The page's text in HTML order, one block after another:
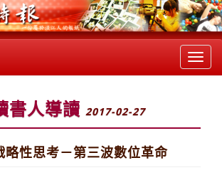
書人導讀 2017-02-27
略性思考－第三波數位革命